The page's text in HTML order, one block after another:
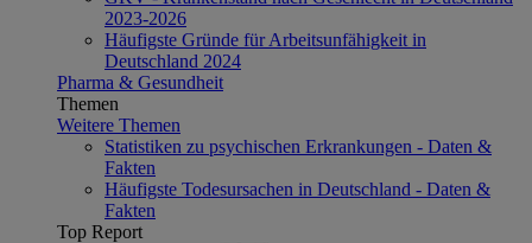
2023-2026
Häufigste Gründe für Arbeitsunfähigkeit in
Deutschland 2024
Pharma & Gesundheit
Themen
Weitere Themen
Statistiken zu psychischen Erkrankungen - Daten &
Fakten
Häufigste Todesursachen in Deutschland - Daten &
Fakten
Top Report